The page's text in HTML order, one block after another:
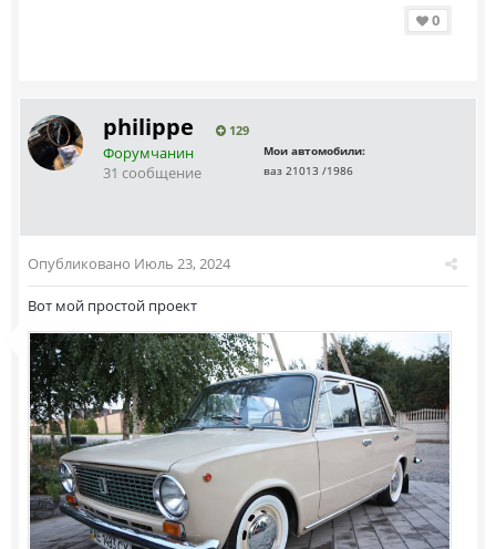
0
philippe 129
Форумчанин
31 сообщение
Мои автомобили:
ваз 21013 /1986
Опубликовано Июль 23, 2024
Вот мой простой проект